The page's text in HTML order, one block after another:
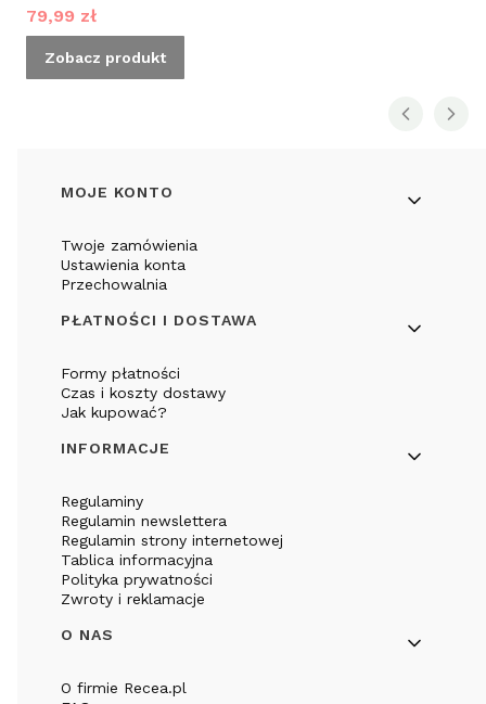
Cena promocyjna
79,99 zł
Zobacz produkt
Linki w stopce
MOJE KONTO
Twoje zamówienia
Ustawienia konta
Przechowalnia
PŁATNOŚCI I DOSTAWA
Formy płatności
Czas i koszty dostawy
Jak kupować?
INFORMACJE
Regulaminy
Regulamin newslettera
Regulamin strony internetowej
Tablica informacyjna
Polityka prywatności
Zwroty i reklamacje
O NAS
O firmie Recea.pl